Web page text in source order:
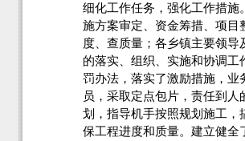
细化工作任务，强化工作措施
施方案审定、资金筹措、项目
度、查质量；各乡镇主要领
的落实、组织、实施和协调
罚办法，落实了激励措施，业
员，采取定点包片，责任到
划，指导机手按照规划施工，
保工程进度和质量。建立健全